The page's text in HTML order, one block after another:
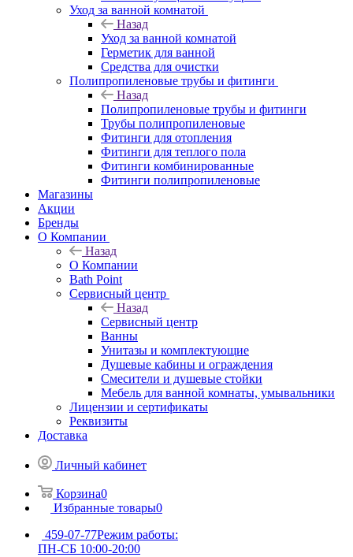
Уход за ванной комнатой
Назад
Уход за ванной комнатой
Герметик для ванной
Средства для очистки
Полипропиленовые трубы и фитинги
Назад
Полипропиленовые трубы и фитинги
Трубы полипропиленовые
Фитинги для отопления
Фитинги для теплого пола
Фитинги комбинированные
Фитинги полипропиленовые
Магазины
Акции
Бренды
О Компании
Назад
О Компании
Bath Point
Сервисный центр
Назад
Сервисный центр
Ванны
Унитазы и комплектующие
Душевые кабины и ограждения
Смесители и душевые стойки
Мебель для ванной комнаты, умывальники
Лицензии и сертификаты
Реквизиты
Доставка
Личный кабинет
Корзина0
Избранные товары0
459-07-77Режим работы:
ПН-СБ 10:00-20:00